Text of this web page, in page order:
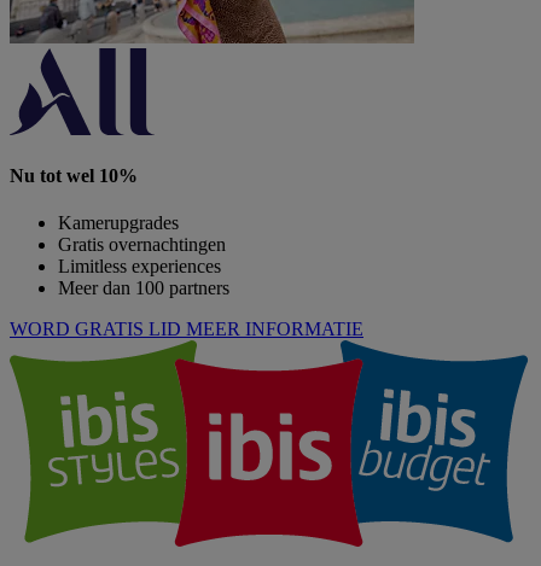
Nu tot wel 10%
Kamerupgrades
Gratis overnachtingen
Limitless experiences
Meer dan 100 partners
WORD GRATIS LID MEER INFORMATIE